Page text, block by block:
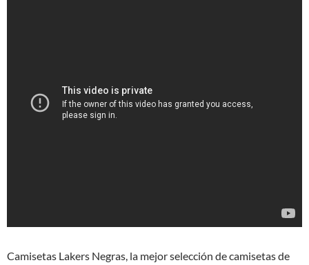
Camisetas Lakers Negras, la mejor selección de camisetas de